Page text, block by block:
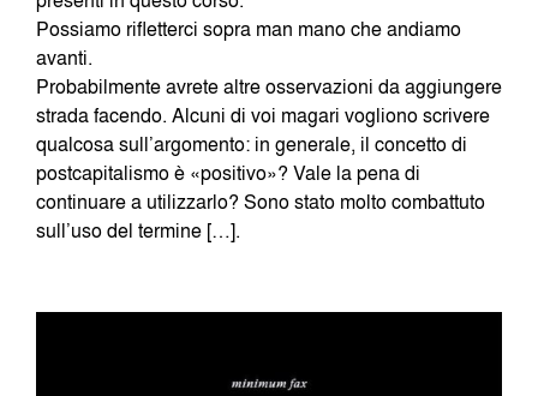
Possiamo rifletterci sopra man mano che andiamo
avanti.
Probabilmente avrete altre osservazioni da aggiungere
strada facendo. Alcuni di voi magari vogliono scrivere
qualcosa sull’argomento: in generale, il concetto di
postcapitalismo è «positivo»? Vale la pena di
continuare a utilizzarlo? Sono stato molto combattuto
sull’uso del termine […].